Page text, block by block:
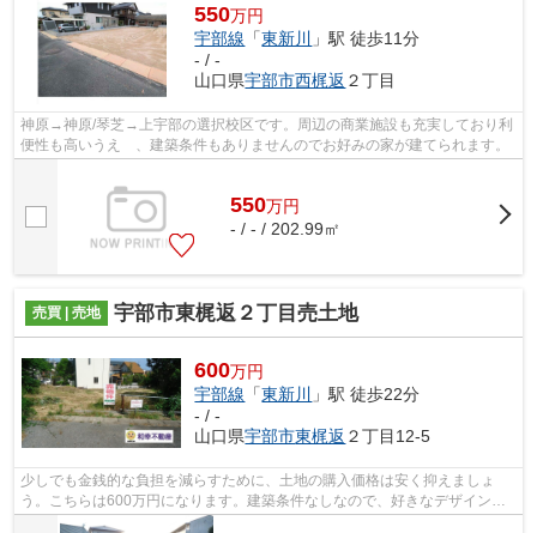
550万円
宇部線 「東新川
」駅 徒歩11分
- / -
山口県宇部市西梶返 ２丁目
神原→神原/琴芝→上宇部の選択校区です。周辺の商業施設も充実しており利
便性も高いうえ 、建築条件もありませんのでお好みの家が建てられます。
550万円
- / - / 202.99㎡
売買 | 売地 宇部市東梶返２丁目売土地
600万円
宇部線 「東新川 」駅 徒歩22分
- / -
山口県宇部市東梶返 ２丁目12-5
少しでも金銭的な負担を減らすために、土地の購入価格は安く抑えましょ
う。こちらは600万円になります。建築条件なしなので、好きなデザインで
好きな住まいを建てやすくなります。当社...